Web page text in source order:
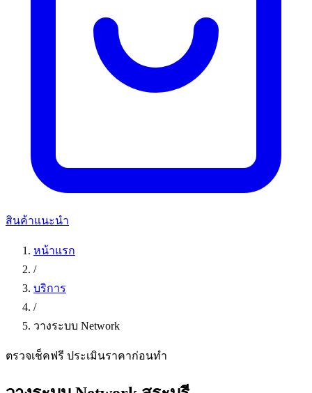
สินค้าแนะนำ
หน้าแรก
/
บริการ
/
วางระบบ Network
ตรวจเช็คฟรี ประเมินราคาก่อนทำ